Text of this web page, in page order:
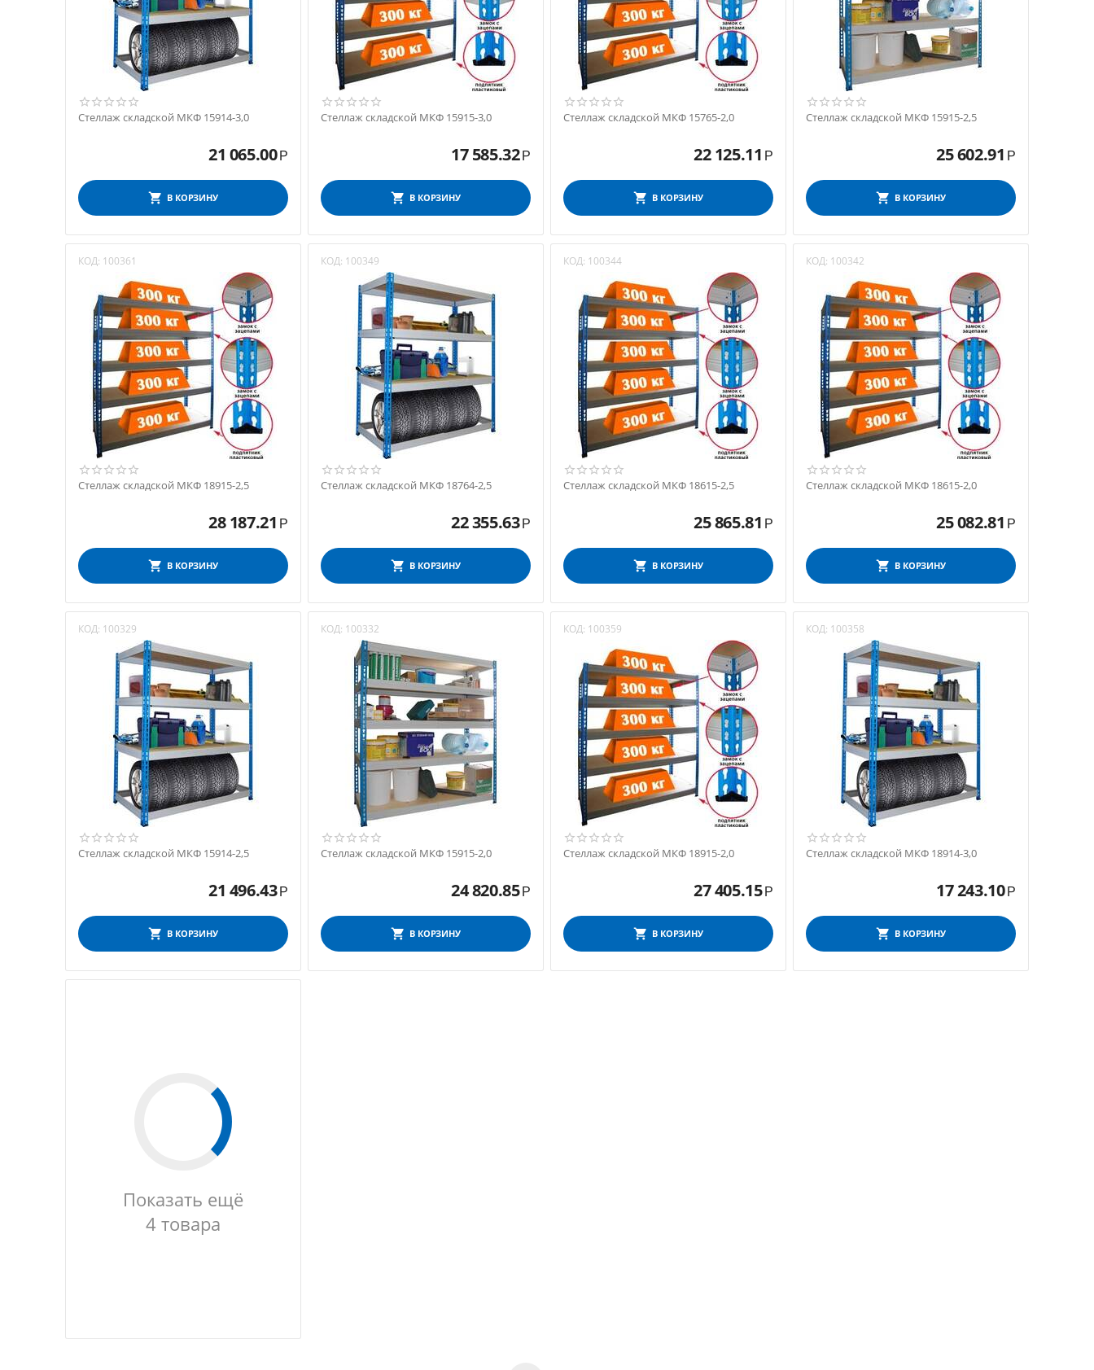
Стеллаж складской МКФ 15914-3,0
21 065.00 Р
В КОРЗИНУ
Стеллаж складской МКФ 15915-3,0
17 585.32 Р
В КОРЗИНУ
Стеллаж складской МКФ 15765-2,0
22 125.11 Р
В КОРЗИНУ
Стеллаж складской МКФ 15915-2,5
25 602.91 Р
В КОРЗИНУ
КОД: 100361
Стеллаж складской МКФ 18915-2,5
28 187.21 Р
В КОРЗИНУ
КОД: 100349
Стеллаж складской МКФ 18764-2,5
22 355.63 Р
В КОРЗИНУ
КОД: 100344
Стеллаж складской МКФ 18615-2,5
25 865.81 Р
В КОРЗИНУ
КОД: 100342
Стеллаж складской МКФ 18615-2,0
25 082.81 Р
В КОРЗИНУ
КОД: 100329
Стеллаж складской МКФ 15914-2,5
21 496.43 Р
В КОРЗИНУ
КОД: 100332
Стеллаж складской МКФ 15915-2,0
24 820.85 Р
В КОРЗИНУ
КОД: 100359
Стеллаж складской МКФ 18915-2,0
27 405.15 Р
В КОРЗИНУ
КОД: 100358
Стеллаж складской МКФ 18914-3,0
17 243.10 Р
В КОРЗИНУ
Показать ещё
4 товара